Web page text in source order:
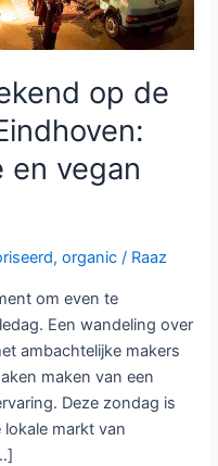
op de
en vegan
,organic / Raaz
om even te
Een wandeling over
ambachtelijke makers
maken van een
Deze zondag is
markt van